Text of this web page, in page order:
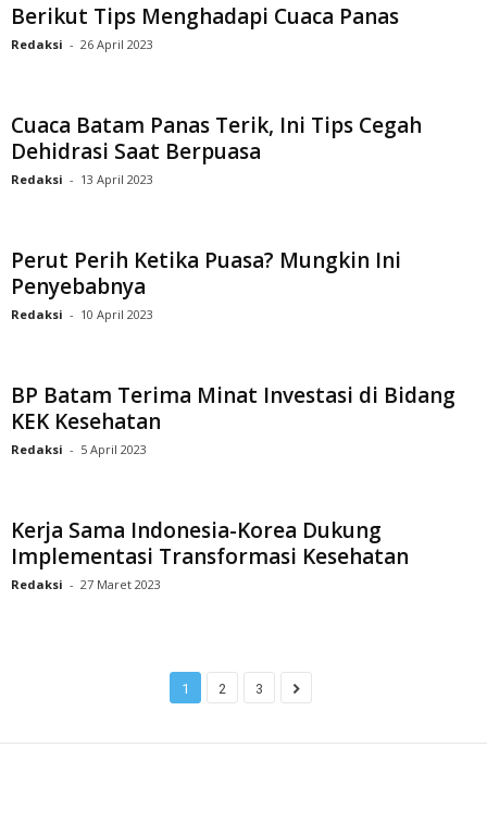
Berikut Tips Menghadapi Cuaca Panas
Redaksi - 26 April 2023
Cuaca Batam Panas Terik, Ini Tips Cegah
Dehidrasi Saat Berpuasa
Redaksi - 13 April 2023
Perut Perih Ketika Puasa? Mungkin Ini
Penyebabnya
Redaksi - 10 April 2023
BP Batam Terima Minat Investasi di Bidang
KEK Kesehatan
Redaksi - 5 April 2023
Kerja Sama Indonesia-Korea Dukung
Implementasi Transformasi Kesehatan
Redaksi - 27 Maret 2023
1 2 3